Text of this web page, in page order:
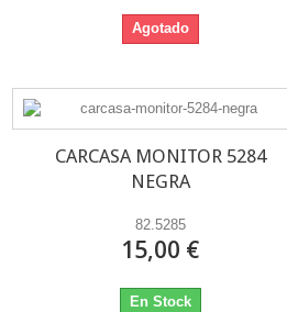
Agotado
CARCASA MONITOR 5284
NEGRA
82.5285
15,00 €
En Stock